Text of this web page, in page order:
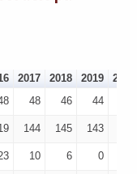
2017 2018 2019
2020
48 46 44
144 145 143
10 6 0